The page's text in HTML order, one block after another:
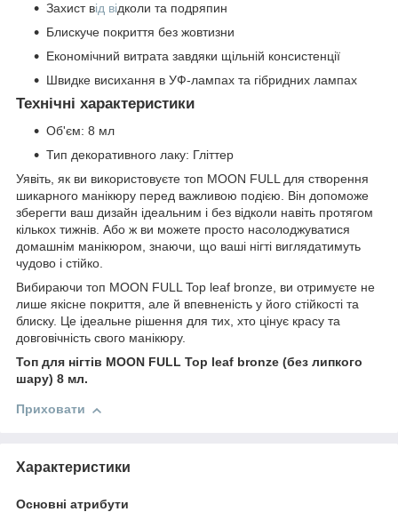
Захист від відколи та подряпин
Блискуче покриття без жовтизни
Економічний витрата завдяки щільній консистенції
Швидке висихання в УФ-лампах та гібридних лампах
Технічні характеристики
Об'єм: 8 мл
Тип декоративного лаку: Гліттер
Уявіть, як ви використовуєте топ MOON FULL для створення
шикарного манікюру перед важливою подією. Він допоможе
зберегти ваш дизайн ідеальним і без відколи навіть протягом
кількох тижнів. Або ж ви можете просто насолоджуватися
домашнім манікюром, знаючи, що ваші нігті виглядатимуть
чудово і стійко.
Вибираючи топ MOON FULL Top leaf bronze, ви отримуєте не
лише якісне покриття, але й впевненість у його стійкості та
блиску. Це ідеальне рішення для тих, хто цінує красу та
довговічність свого манікюру.
Топ для нігтів MOON FULL Top leaf bronze (без липкого
шару) 8 мл.
Приховати
Характеристики
Основні атрибути